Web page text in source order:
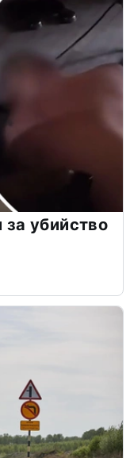
убийство